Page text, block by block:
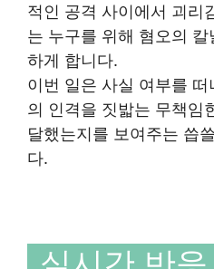
적인 공격 사이에서 괴리
는 누구를 위해 혐오의
하게 합니다.
이번 일은 사실 여부를
의 인격을 짓밟는 무책임
달했는지를 보여주는 씁
다.